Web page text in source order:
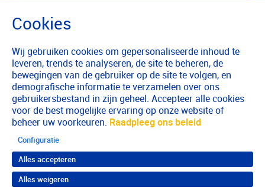
Wij gebruiken cookies om gepersonaliseerde inhoud te
leveren, trends te analyseren, de site te beheren, de
bewegingen van de gebruiker op de site te volgen, en
demografische informatie te verzamelen over ons
gebruikersbestand in zijn geheel. Accepteer alle cookies
voor de best mogelijke ervaring op onze website of
beheer uw voorkeuren. Raadpleeg ons beleid
Configuratie
Alles accepteren
Alles weigeren